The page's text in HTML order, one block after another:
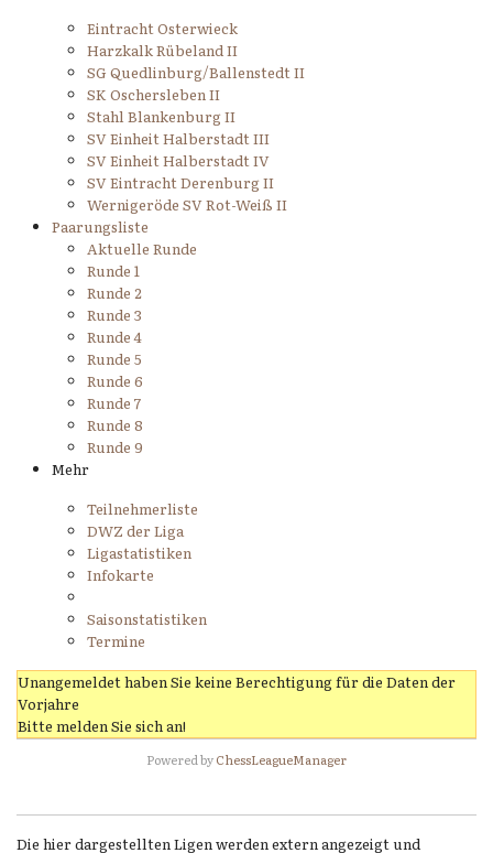
Eintracht Osterwieck
Harzkalk Rübeland II
SG Quedlinburg/Ballenstedt II
SK Oschersleben II
Stahl Blankenburg II
SV Einheit Halberstadt III
SV Einheit Halberstadt IV
SV Eintracht Derenburg II
Wernigeröde SV Rot-Weiß II
Paarungsliste
Aktuelle Runde
Runde 1
Runde 2
Runde 3
Runde 4
Runde 5
Runde 6
Runde 7
Runde 8
Runde 9
Mehr
Teilnehmerliste
DWZ der Liga
Ligastatistiken
Infokarte
Saisonstatistiken
Termine
Unangemeldet haben Sie keine Berechtigung für die Daten der
Vorjahre
Bitte melden Sie sich an!
Powered byChessLeagueManager
Die hier dargestellten Ligen werden extern angezeigt und